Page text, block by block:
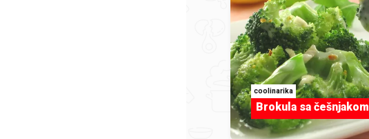
coolinarika
Brokula sa češnjakom